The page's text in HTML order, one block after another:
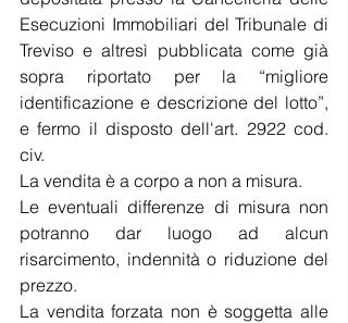
Esecuzioni Immobiliari del Tribunale di
Treviso e altresì pubblicata come già
sopra riportato per la “migliore
identificazione e descrizione del lotto”,
e fermo il disposto dell'art. 2922 cod.
civ.
La vendita è a corpo a non a misura.
Le eventuali differenze di misura non
potranno dar luogo ad alcun
risarcimento, indennità o riduzione del
prezzo.
La vendita forzata non è soggetta alle